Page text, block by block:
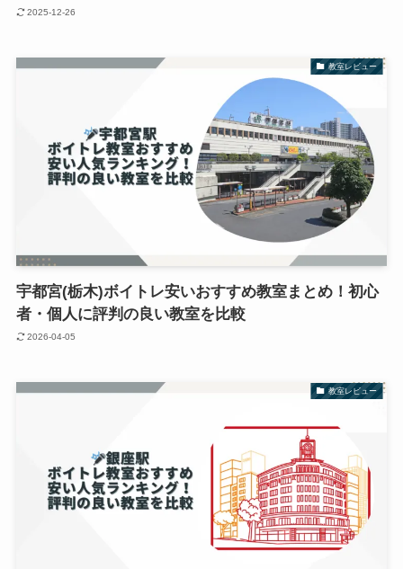
2025-12-26
教室レビュー
宇都宮(栃木)ボイトレ安いおすすめ教室まとめ！初心
者・個人に評判の良い教室を比較
2026-04-05
教室レビュー